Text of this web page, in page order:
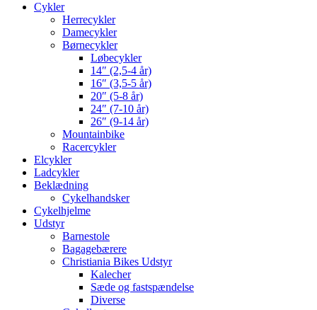
Cykler
Herrecykler
Damecykler
Børnecykler
Løbecykler
14″ (2,5-4 år)
16″ (3,5-5 år)
20″ (5-8 år)
24″ (7-10 år)
26″ (9-14 år)
Mountainbike
Racercykler
Elcykler
Ladcykler
Beklædning
Cykelhandsker
Cykelhjelme
Udstyr
Barnestole
Bagagebærere
Christiania Bikes Udstyr
Kalecher
Sæde og fastspændelse
Diverse